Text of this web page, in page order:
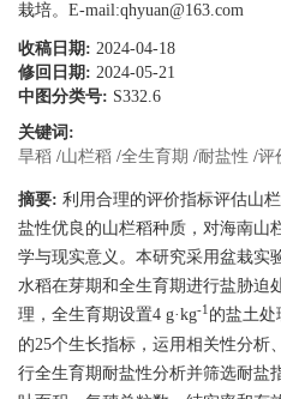
栽培。E-mail:qhyuan@163.com
收稿日期: 2024-04-18
修回日期: 2024-05-21
中图分类号: S332.6
关键词:
旱稻 /山栏稻 /全生育期 /耐盐性 /评
摘要: 利用合理的评价指标评估山
盐性优良的山栏稻种质，对海南山
学与现实意义。本研究采用盆栽实
水稻在芽期和全生育期进行盐胁迫
理，全生育期设置4 g·kg-1 的盐土
的25个生长指标，运用相关性分析
行全生育期耐盐性分析并筛选耐盐